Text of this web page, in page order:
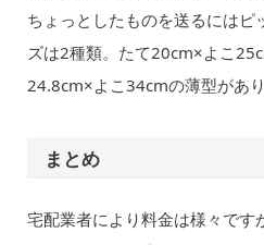
ちょっとしたものを送るにはピ
ズは2種類。たて20cm×よこ
24.8cm×よこ34cmの薄型があり
まとめ
宅配業者により料金は様々です